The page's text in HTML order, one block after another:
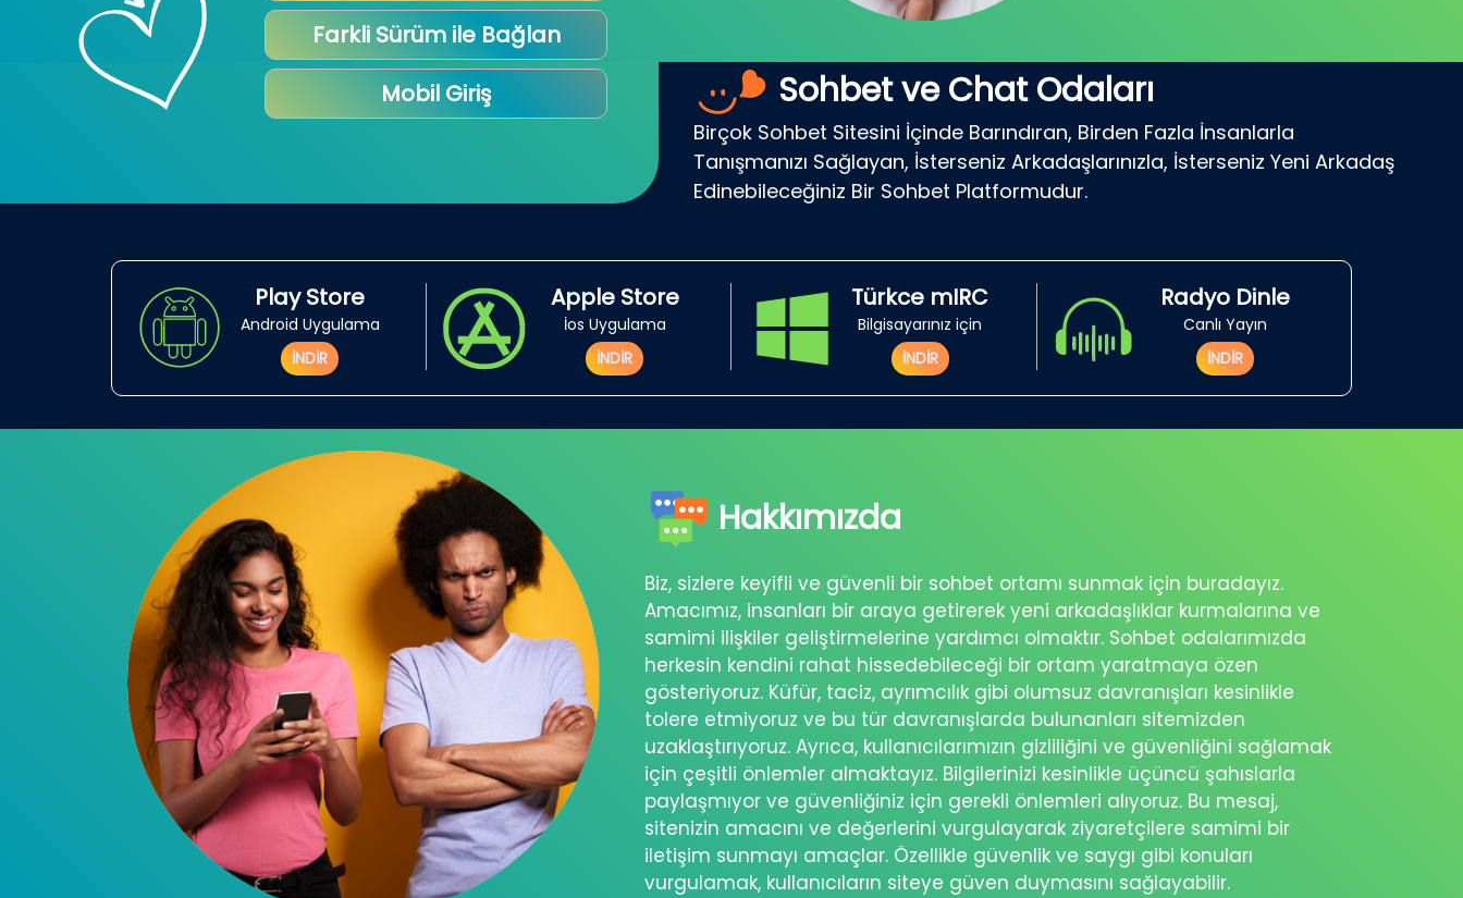
Farkli Sürüm ile Bağlan
Mobil Giriş
Sohbet ve Chat Odaları
Birçok Sohbet Sitesini İçinde Barındıran, Birden Fazla İnsanlarla
Tanışmanızı Sağlayan, İsterseniz Arkadaşlarınızla, İsterseniz Yeni Arkadaş
Edinebileceğiniz Bir Sohbet Platformudur.
Play Store
Android Uygulama
İNDİR
Apple Store
İos Uygulama
İNDİR
Türkce mIRC
Bilgisayarınız için
İNDİR
Radyo Dinle
Canlı Yayın
İNDİR
Hakkımızda
Biz, sizlere keyifli ve güvenli bir sohbet ortamı sunmak için buradayız.
Amacımız, insanları bir araya getirerek yeni arkadaşlıklar kurmalarına ve
samimi ilişkiler geliştirmelerine yardımcı olmaktır. Sohbet odalarımızda
herkesin kendini rahat hissedebileceği bir ortam yaratmaya özen
gösteriyoruz. Küfür, taciz, ayrımcılık gibi olumsuz davranışları kesinlikle
tolere etmiyoruz ve bu tür davranışlarda bulunanları sitemizden
uzaklaştırıyoruz. Ayrıca, kullanıcılarımızın gizliliğini ve güvenliğini sağlamak
için çeşitli önlemler almaktayız. Bilgilerinizi kesinlikle üçüncü şahıslarla
paylaşmıyor ve güvenliğiniz için gerekli önlemleri alıyoruz. Bu mesaj,
sitenizin amacını ve değerlerini vurgulayarak ziyaretçilere samimi bir
iletişim sunmayı amaçlar. Özellikle güvenlik ve saygı gibi konuları
vurgulamak, kullanıcıların siteye güven duymasını sağlayabilir.